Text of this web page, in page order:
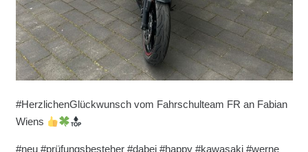
#HerzlichenGlückwunsch vom Fahrschulteam FR an Fabian
Wiens
#neu #prüfungsbesteher #dabei #happy #kawasaki #werne